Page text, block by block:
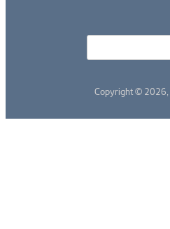
Copyright © 2026,